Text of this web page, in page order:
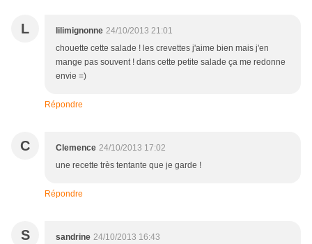
L lilimignonne 24/10/2013 21:01
chouette cette salade ! les crevettes j'aime bien mais j'en
mange pas souvent ! dans cette petite salade ça me redonne
envie =)
Répondre
C Clemence 24/10/2013 17:02
une recette très tentante que je garde !
Répondre
S sandrine 24/10/2013 16:43